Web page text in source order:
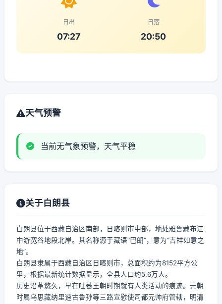
日出
07:27
日落
20:50
天气预警
当前无气象预警，天气平稳
关于白朗县
白朗县位于西藏自治区南部，日喀则市中部，地处雅鲁藏布江
中游宽谷地段北岸。其名称源于藏语“巴朗”，意为“吉祥如意之
地”。
白朗县隶属于西藏自治区日喀则市，总面积约为8152平方公
里，根据最新统计数据显示，全县人口约5.6万人。
历史沿革悠久，早在吐蕃王朝时期就有人类活动的痕迹。元朝
时属乌思藏纳里速古鲁孙等三路宣慰使司都元帅府管辖，明清